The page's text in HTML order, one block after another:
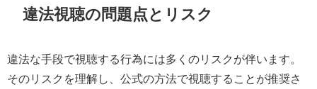
違法視聴の問題点とリスク
違法な手段で視聴する行為には多くのリスクが伴います。
そのリスクを理解し、公式の方法で視聴することが推奨さ